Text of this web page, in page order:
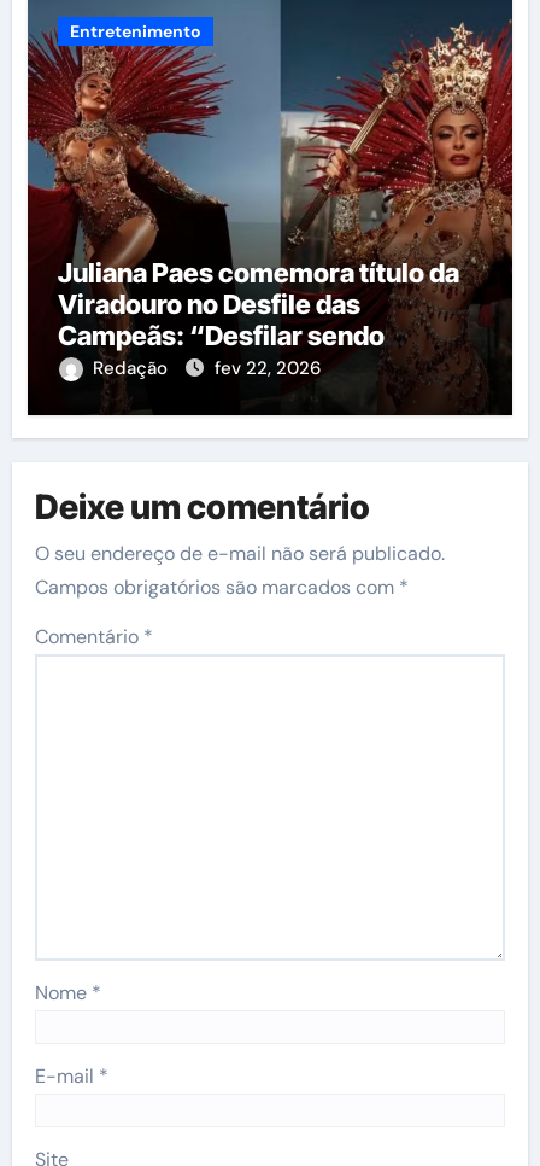
Entretenimento
Juliana Paes comemora título da
Viradouro no Desfile das
Campeãs: “Desfilar sendo
campeã é mais gostoso”
Redação fev 22, 2026
Deixe um comentário
O seu endereço de e-mail não será publicado.
Campos obrigatórios são marcados com *
Comentário *
Nome *
E-mail *
Site